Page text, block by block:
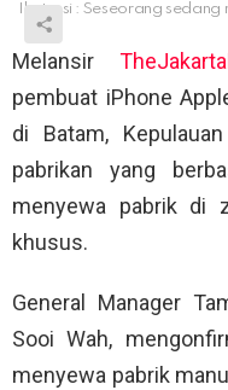
Ilustrasi : Seseorang
Melansir
pembuat iPhone
di Batam,
pabrikan yang
menyewa pabrik di
khusus.
General Manager
Sooi Wah,
menyewa pabrik